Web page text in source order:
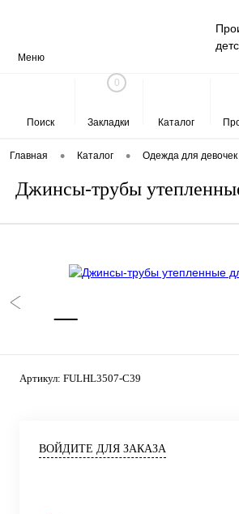
Меню
Поиск
0
Закладки Каталог
Главная • Каталог • Одежда для девочек
Джинсы-трубы
Артикул: FULHL3507-C39
ВОЙДИТЕ ДЛЯ ЗАКАЗА